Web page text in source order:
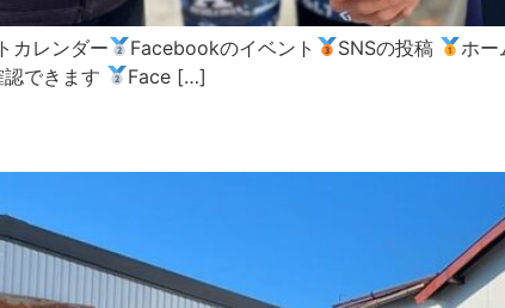
カレンダー Facebookのイベント SNSの投稿
ホ
できます
Face […]